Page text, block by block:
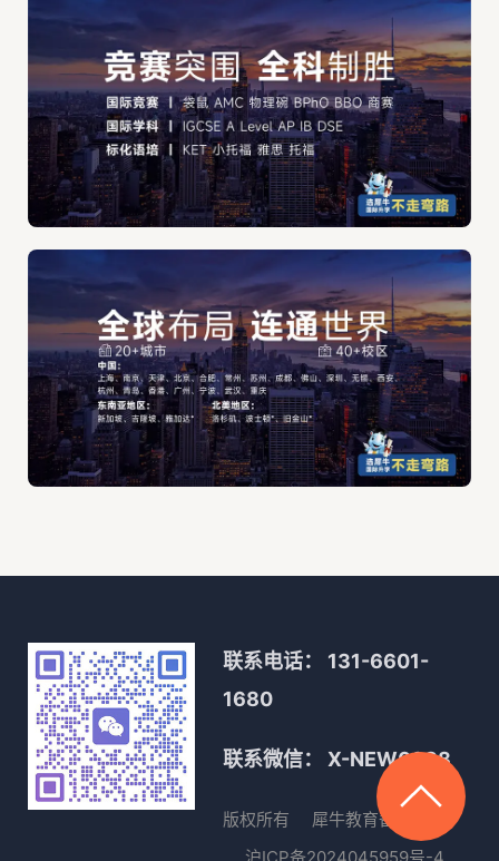
联系电话： 131-6601-
1680
联系微信： X-NEW0088
版权所有 犀牛教育备案号
沪ICP备2024045959号-4